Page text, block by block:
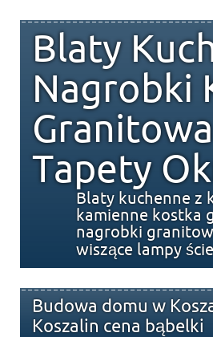
Blaty
Nagrobki
Tapety
Blaty kuchenne z
kamienne kostka
nagrobki
wiszące lampy
Budowa domu w
Koszalin cena bąbelki